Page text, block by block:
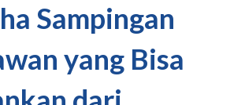
Sampingan
yang Bisa